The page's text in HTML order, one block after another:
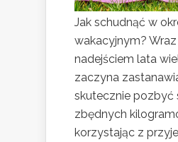
Jak schudnąć w
wakacyjnym?
nadejściem lata
zaczyna
skutecznie pozbyć
zbędnych
korzystając z